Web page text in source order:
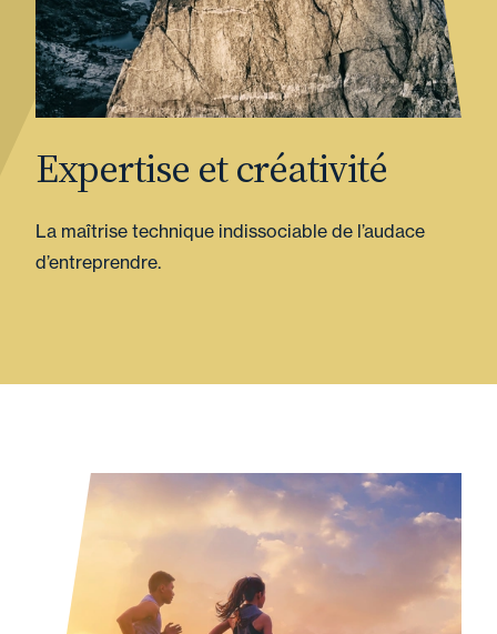
Expertise et créativité
La maîtrise technique indissociable de l’audace
d’entreprendre.